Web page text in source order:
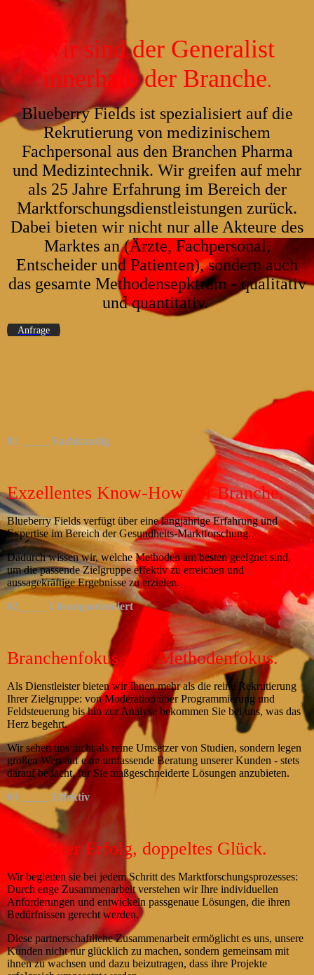
Wir sind der Generalist
innerhalb der Branche.
Blueberry Fields ist spezialisiert auf die
Rekrutierung von medizinischem
Fachpersonal aus den Branchen Pharma
und Medizintechnik. Wir greifen auf mehr
als 25 Jahre Erfahrung im Bereich der
Marktforschungsdienstleistungen zurück.
Dabei bieten wir nicht nur alle Akteure des
Marktes an (Ärzte, Fachpersonal,
Entscheider und Patienten), sondern auch
das gesamte Methodensepktrum - qualitativ
und quantitativ.
Anfrage
01 _____ Fachkundig
Exzellentes Know-How der Branche.
Blueberry Fields verfügt über eine langjährige Erfahrung und
Expertise im Bereich der Gesundheits-Marktforschung.
Dadurch wissen wir, welche Methoden am besten geeignet sind,
um die passende Zielgruppe effektiv zu erreichen und
aussagekräftige Ergebnisse zu erzielen.
02_____ Lösungsorientiert
Branchenfokus statt Methodenfokus.
Als Dienstleister bieten wir Ihnen mehr als die reine Rekrutierung
Ihrer Zielgruppe: von Moderation über Programmierung und
Feldsteuerung bis hin zur Analyse bekommen Sie bei uns, was das
Herz begehrt.
Wir sehen uns nicht als reine Umsetzer von Studien, sondern legen
großen Wert auf eine umfassende Beratung unserer Kunden - stets
darauf bedacht, für Sie maßgeschneiderte Lösungen anzubieten.
03 _____ Effektiv
Doppelter Erfolg, doppeltes Glück.
Wir begleiten sie bei jedem Schritt des Marktforschungsprozesses:
Durch enge Zusammenarbeit verstehen wir Ihre individuellen
Anforderungen und entwickeln passgenaue Lösungen, die ihren
Bedürfnissen gerecht werden.
Diese partnerschaftliche Zusammenarbeit ermöglicht es uns, unsere
Kunden nicht nur glücklich zu machen, sondern gemeinsam mit
ihnen zu wachsen und dazu beizutragen, dass ihre Projekte